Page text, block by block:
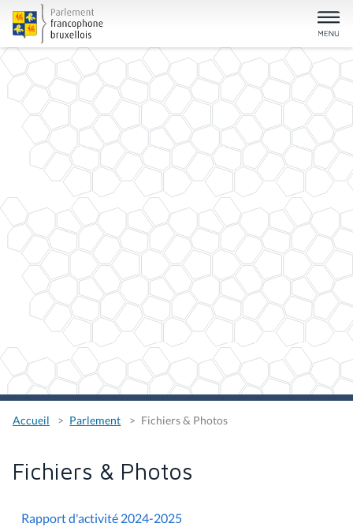
Accueil Parlement Fichiers & Photos
Fichiers & Photos
Rapport d'activité 2024-2025